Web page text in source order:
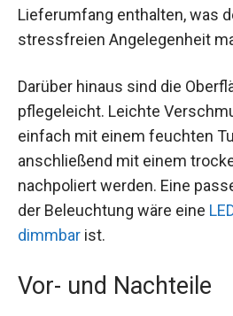
Lieferumfang enthalten, was
stressfreien Angelegenheit
Darüber hinaus sind die
pflegeleicht. Leichte
einfach mit einem feuchten
anschließend mit einem
nachpoliert werden. Eine
der Beleuchtung wäre eine
dimmbar ist.
Vor- und Nachteile